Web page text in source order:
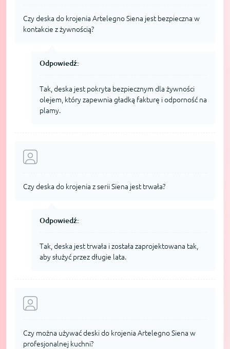
Czy deska do krojenia Artelegno Siena jest bezpieczna w
kontakcie z żywnością?
Odpowiedź:
Tak, deska jest pokryta bezpiecznym dla żywności
olejem, który zapewnia gładką fakturę i odporność na
plamy.
Czy deska do krojenia z serii Siena jest trwała?
Odpowiedź:
Tak, deska jest trwała i została zaprojektowana tak,
aby służyć przez długie lata.
Czy można używać deski do krojenia Artelegno Siena w
profesjonalnej kuchni?